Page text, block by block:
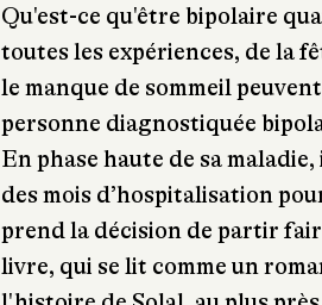
Qu'est-ce qu'être bipolaire
toutes les expériences, de la
le manque de sommeil
personne diagnostiquée
En phase haute de sa
des mois d’hospitalisation
prend la décision de partir
livre, qui se lit comme un